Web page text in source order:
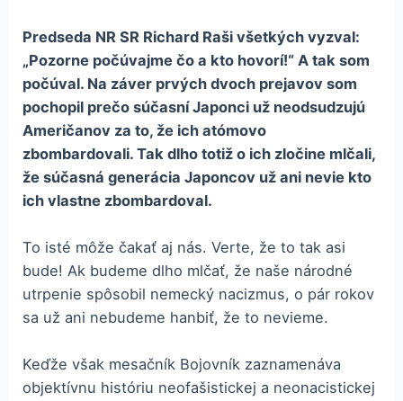
Predseda NR SR Richard Rašivšetkých vyzval:
„Pozorne počúvajme čo a kto hovorí!“ A tak som
počúval. Na záver prvých dvoch prejavov som
pochopil prečosúčasníJaponci už neodsudzujú
Američanov za to, že ich atómovo
zbombardovali. Tak dlhototižo ich zločine mlčali,
že súčasná generácia Japoncov už ani nevie kto
ich vlastne zbombardoval.
To isté môže čakať aj nás. Verte, že to tak asi
bude! Ak budeme dlho mlčať, že naše národné
utrpenie spôsobil nemecký nacizmus, o pár rokov
sa už ani nebudeme hanbiť, že to nevieme.
Keďže však mesačník Bojovník zaznamenáva
objektívnu históriu neofašistickej a neonacistickej